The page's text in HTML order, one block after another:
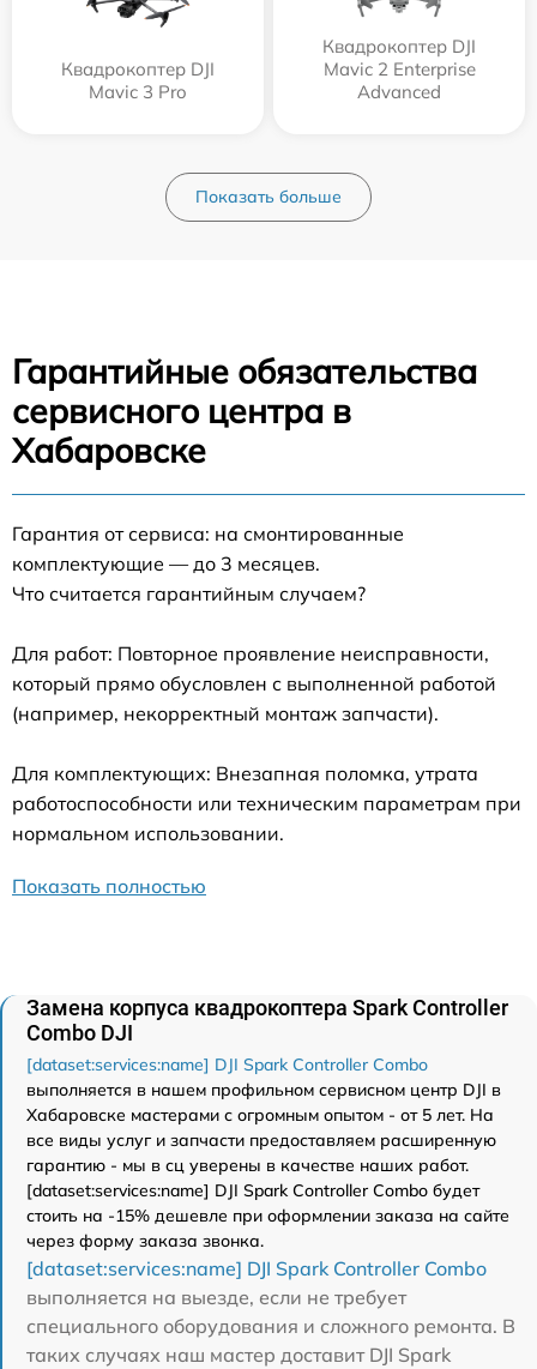
Квадрокоптер DJI
Mavic 3 Pro
Квадрокоптер DJI
Mavic 2 Enterprise
Advanced
Показать больше
Гарантийные обязательства
сервисного центра в
Хабаровске
Гарантия от сервиса: на смонтированные
комплектующие — до 3 месяцев.
Что считается гарантийным случаем?
Для работ: Повторное проявление неисправности,
который прямо обусловлен с выполненной работой
(например, некорректный монтаж запчасти).
Для комплектующих: Внезапная поломка, утрата
работоспособности или техническим параметрам при
нормальном использовании.
Показать полностью
Замена корпуса квадрокоптера Spark Controller
Combo DJI
[dataset:services:name] DJI Spark Controller Combo
выполняется в нашем профильном сервисном центр DJI в
Хабаровске мастерами с огромным опытом - от 5 лет. На
все виды услуг и запчасти предоставляем расширенную
гарантию - мы в сц уверены в качестве наших работ.
[dataset:services:name] DJI Spark Controller Combo будет
стоить на -15% дешевле при оформлении заказа на сайте
через форму заказа звонка.
[dataset:services:name] DJI Spark Controller Combo
выполняется на выезде, если не требует
специального оборудования и сложного ремонта. В
таких случаях наш мастер доставит DJI Spark